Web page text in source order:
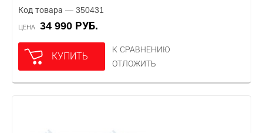
Код товара — 350431
ЦЕНА 34 990 РУБ.
КУПИТЬ
К СРАВНЕНИЮ
ОТЛОЖИТЬ